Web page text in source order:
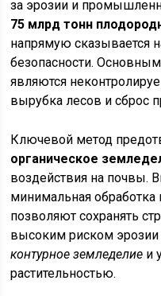
за эрозии и
75 млрд тонн
напрямую сказывается
безопасности.
являются
вырубка лесов и сброс
Ключевой метод
органическое
воздействия на почвы.
минимальная обработка
позволяют сохранять
высоким риском
контурное земледелие и
растительностью.